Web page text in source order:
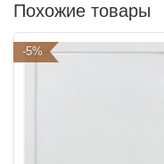
Похожие товары
-5%